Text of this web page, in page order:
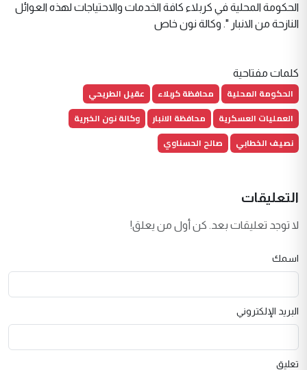
الحكومة المحلية في كربلاء كافة الخدمات والاحتياجات لهذه العوائل
النازحة من الانبار ". وكالة نون خاص
كلمات مفتاحية
الحكومة المحلية محافظة كربلاء
عقيل الطريحي
العمليات العسكرية
محافظة الانبار
وكالة نون الخبرية
نصيف الخطابي
صالح الحسناوي
التعليقات
لا توجد تعليقات بعد. كن أول من يعلق!
اسمك
البريد الإلكتروني
تعليق